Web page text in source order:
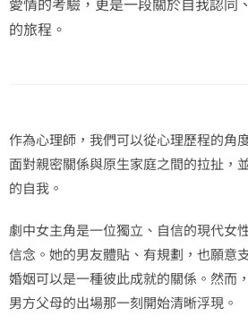
的旅程。
作為心理師，我們可以從心理歷程的角
面對親密關係與原生家庭之間的拉扯，
的自我。
劇中女主角是一位獨立、自信的現代女
信念。她的男友體貼、有規劃，也願意
婚姻可以是一種彼此成就的關係。然而
男方父母的出場那一刻開始清晰浮現。